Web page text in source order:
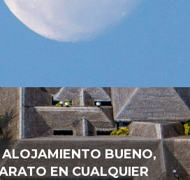
ALOJAMIENTO BUENO,
EN CUALQUIER